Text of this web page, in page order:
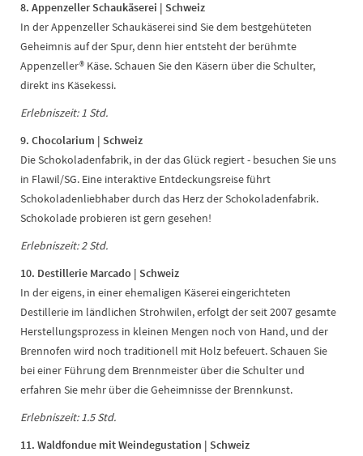
8. Appenzeller Schaukäserei | Schweiz
In der Appenzeller Schaukäserei sind Sie dem bestgehüteten
Geheimnis auf der Spur, denn hier entsteht der berühmte
Appenzeller® Käse. Schauen Sie den Käsern über die Schulter,
direkt ins Käsekessi.
Erlebniszeit: 1 Std.
9. Chocolarium | Schweiz
Die Schokoladenfabrik, in der das Glück regiert - besuchen Sie uns
in Flawil/SG. Eine interaktive Entdeckungsreise führt
Schokoladenliebhaber durch das Herz der Schokoladenfabrik.
Schokolade probieren ist gern gesehen!
Erlebniszeit: 2 Std.
10. Destillerie Marcado | Schweiz
In der eigens, in einer ehemaligen Käserei eingerichteten
Destillerie im ländlichen Strohwilen, erfolgt der seit 2007 gesamte
Herstellungsprozess in kleinen Mengen noch von Hand, und der
Brennofen wird noch traditionell mit Holz befeuert. Schauen Sie
bei einer Führung dem Brennmeister über die Schulter und
erfahren Sie mehr über die Geheimnisse der Brennkunst.
Erlebniszeit: 1.5 Std.
11. Waldfondue mit Weindegustation | Schweiz